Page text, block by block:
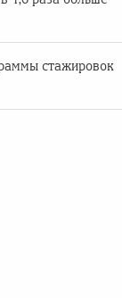
стажировок